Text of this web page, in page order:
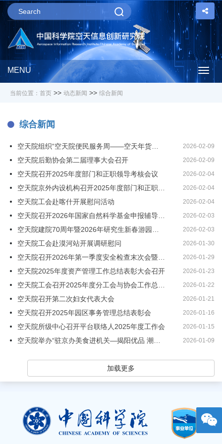
MENU
当前位置： 首页 >> 动态新闻 >> 综合新闻
综合新闻
2026-02-09
空天院后勤协会第二届理事大会召开 2026-02-09
空天院召开2025年度部门和正职领导考核会议 2026-02-04
2026-02-04
空天院工会赴喀什开展慰问活动 2026-02-04
2026-02-03
2026-02-03
空天院工会赴漠河站开展调研慰问 2026-01-30
2026-01-29
空天院2025年度资产管理工作总结表彰大会召开 2026-01-23
2026-01-22
‌空天院召开第二次妇女代表大会 2026-01-21
空天院召开2025年园区事务管理总结表彰会 2026-01-16
空天院所级中心召开平台联络人2025年度工作会 2026-01-15
2026-01-09
加载更多